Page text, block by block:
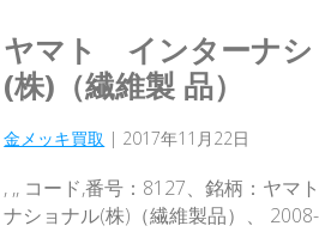
ヤマト インターナシ
(株)（繊維製 品）
金メッキ買取 | 2017年11月22日
, ,, コード,番号：8127、銘柄：ヤ
ナショナル(株)（繊維製品）、